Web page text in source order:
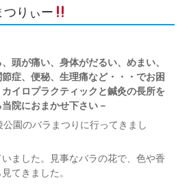
つりぃー
頭が痛い、身体がだるい、めまい、
症、便秘、生理痛など・・・でお困
イロプラクティックと鍼灸の長所を
院におまかせ下さい－
公園のバラまつりに行ってきまし
ました。見事なバラの花で、色や香
てきました。